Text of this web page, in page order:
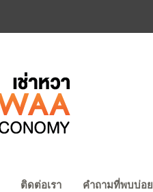
ติดต่อเรา คำถามที่พบบ่อย